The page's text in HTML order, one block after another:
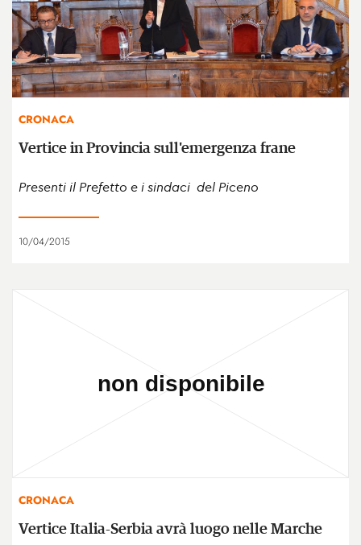
CRONACA
Vertice in Provincia sull'emergenza frane
Presenti il Prefetto e i sindaci del Piceno
10/04/2015
CRONACA
Vertice Italia-Serbia avrà luogo nelle Marche